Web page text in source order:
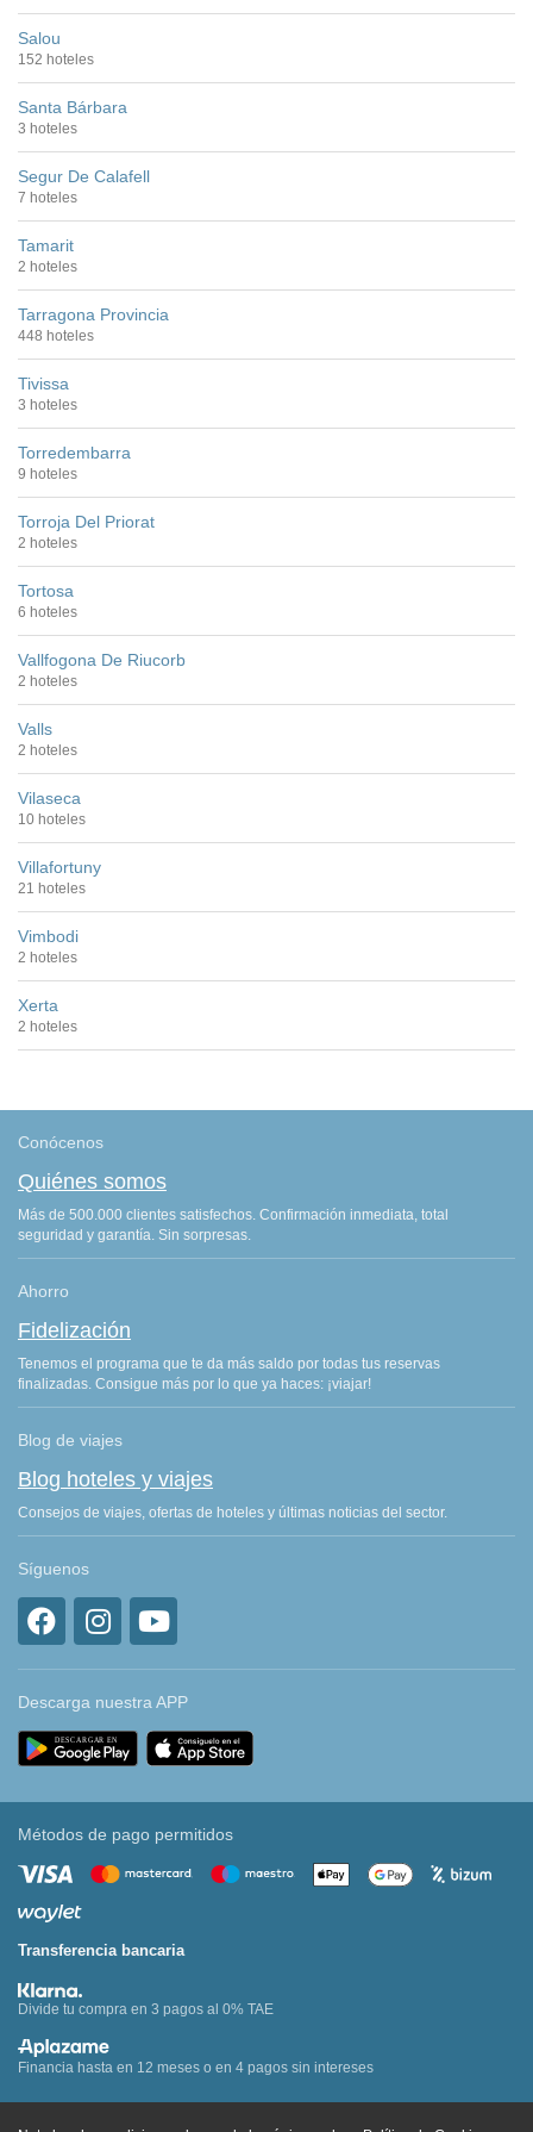
Salou
152 hoteles
Santa Bárbara
3 hoteles
Segur De Calafell
7 hoteles
Tamarit
2 hoteles
Tarragona Provincia
448 hoteles
Tivissa
3 hoteles
Torredembarra
9 hoteles
Torroja Del Priorat
2 hoteles
Tortosa
6 hoteles
Vallfogona De Riucorb
2 hoteles
Valls
2 hoteles
Vilaseca
10 hoteles
Villafortuny
21 hoteles
Vimbodi
2 hoteles
Xerta
2 hoteles
Conócenos
Quiénes somos
Más de 500.000 clientes satisfechos. Confirmación inmediata, total
seguridad y garantía. Sin sorpresas.
Ahorro
Fidelización
Tenemos el programa que te da más saldo por todas tus reservas
finalizadas. Consigue más por lo que ya haces: ¡viajar!
Blog de viajes
Blog hoteles y viajes
Consejos de viajes, ofertas de hoteles y últimas noticias del sector.
Síguenos
Descarga nuestra APP
Métodos de pago permitidos
Transferencia bancaria
Divide tu compra en 3 pagos al 0% TAE
Financia hasta en 12 meses o en 4 pagos sin intereses